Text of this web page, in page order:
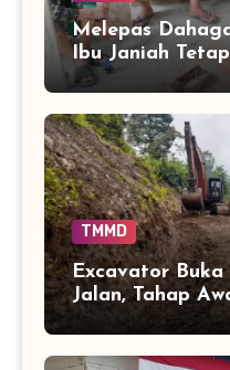
Melepas
Ibu Janiah
Pengerjaan
TMMD
Excavator Buka
Jalan, Tahap
Akses di Sarah